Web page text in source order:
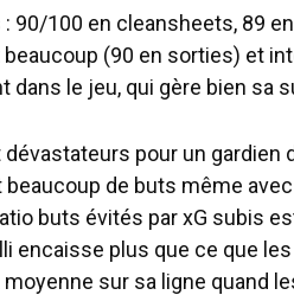
90/100 en cleansheets, 89
(90 en sorties) et
dans le jeu, qui gère bien sa
pour un gardien
de buts même
buts évités par xG subis
encaisse plus que ce que
sur sa ligne quand